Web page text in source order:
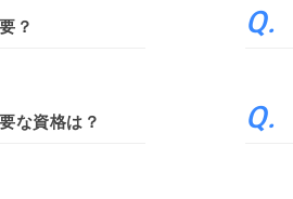
？
な資格は？